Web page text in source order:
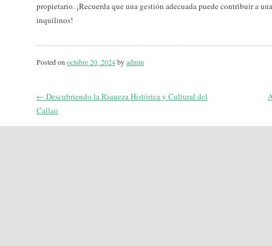
propietario. ¡Recuerda que una gestión adecuada puede contribuir a
inquilinos!
Posted on octubre 20, 2024byadmin
Post
← Descubriendo la Riqueza Histórica y Cultural del
Callao